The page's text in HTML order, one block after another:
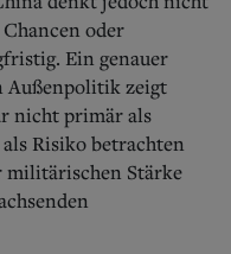
oder
Ein genauer
Außenpolitik zeigt
nicht primär als
Risiko betrachten
militärischen Stärke